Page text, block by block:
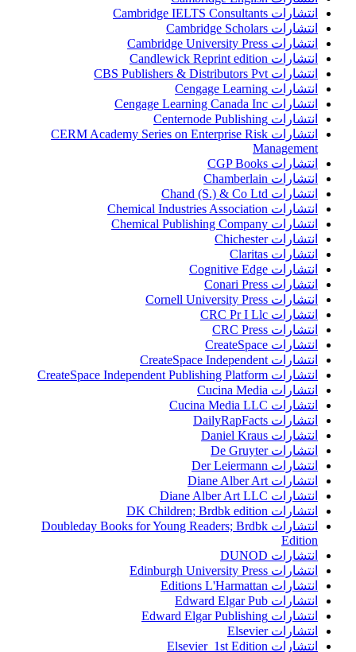
انتشارات Cambridge IELTS Consultants
انتشارات Cambridge Scholars
انتشارات Cambridge University Press
انتشارات Candlewick Reprint edition
انتشارات CBS Publishers & Distributors Pvt
انتشارات Cengage Learning
انتشارات Cengage Learning Canada Inc
انتشارات Centernode Publishing
انتشارات CERM Academy Series on Enterprise Risk
Management
انتشارات CGP Books
انتشارات Chamberlain
انتشارات Chand (S.) & Co Ltd
انتشارات Chemical Industries Association
انتشارات Chemical Publishing Company
انتشارات Chichester
انتشارات Claritas
انتشارات Cognitive Edge
انتشارات Conari Press
انتشارات Cornell University Press
انتشارات CRC Pr I Llc
انتشارات CRC Press
انتشارات CreateSpace
انتشارات CreateSpace Independent
انتشارات CreateSpace Independent Publishing Platform
انتشارات Cucina Media
انتشارات Cucina Media LLC
انتشارات DailyRapFacts
انتشارات Daniel Kraus
انتشارات De Gruyter
انتشارات Der Leiermann
انتشارات Diane Alber Art
انتشارات Diane Alber Art LLC
انتشارات DK Children; Brdbk edition
انتشارات Doubleday Books for Young Readers; Brdbk
Edition
انتشارات DUNOD
انتشارات Edinburgh University Press
انتشارات Editions L'Harmattan
انتشارات Edward Elgar Pub
انتشارات Edward Elgar Publishing
انتشارات Elsevier
انتشارات Elsevier 1st Edition